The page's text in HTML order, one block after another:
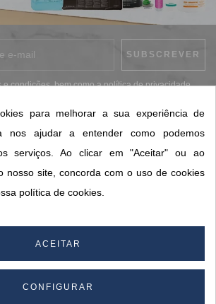
e condições, bem como apolítica de privacidade.
para melhorar a sua experiência de
nos ajudar a entender como podemos
serviços. Ao clicar em "Aceitar" ou ao
nosso site, concorda com o uso de cookies
política de cookies.
ACEITAR
CONFIGURAR